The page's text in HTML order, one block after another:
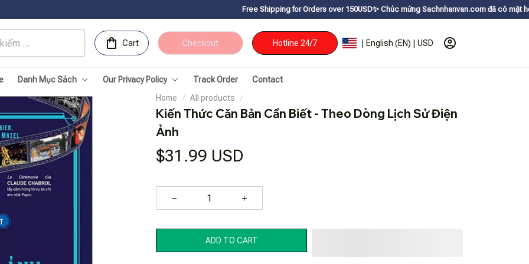
Free Shipping for Orders over 150USDㅤ✨ Chúc mừng Sachnhanvan.com đã có mặt hơn 200 quốc
Cart Checkout Hotline 24/7 | English (EN) | USD
Danh Mục Sách Our Privacy Policy Track Order
Contact
Home
All products
Kiến Thức Căn Bản Cần Biết - Theo Dòng Lịch Sử Điện
Ảnh
$31.99 USD
ADD TO CART